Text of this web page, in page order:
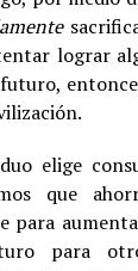
lograr
elige
que
para
para